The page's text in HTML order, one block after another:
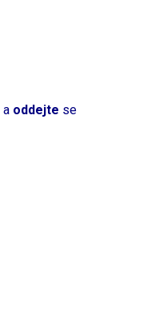
a oddejte se